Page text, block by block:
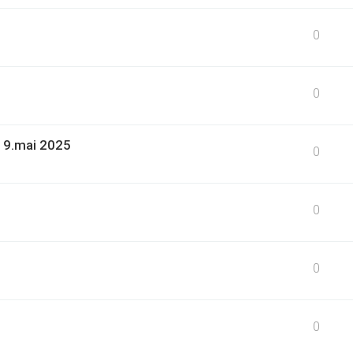
0
0
2025 0
0
0
0